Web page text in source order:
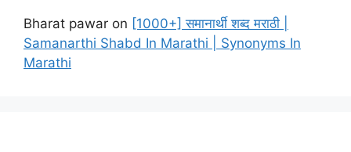
Bharat pawar on [1000+] समानार्थी शब्द मराठी |
Samanarthi Shabd In Marathi | Synonyms In
Marathi